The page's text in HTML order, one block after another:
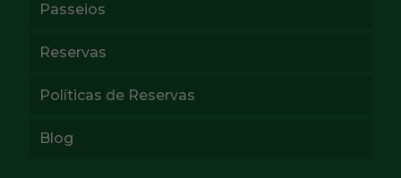
Passeios
Reservas
Políticas de Reservas
Blog